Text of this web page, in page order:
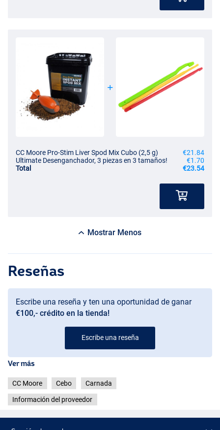
CC Moore Pro-Stim Liver Spod Mix Cubo (2,5 g)
€21.84
Ultimate Desenganchador, 3 piezas en 3 tamaños!
€1.70
Total
€23.54
Mostrar Menos
Reseñas
Escribe una reseña y ten una oportunidad de ganar
€100,- crédito en la tienda!
Escribe una reseña
Ver más
CC Moore Cebo Carnada
Información del proveedor